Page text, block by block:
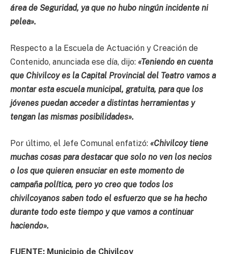
área de Seguridad, ya que no hubo ningún incidente ni
pelea».
Respecto a la Escuela de Actuación y Creación de
Contenido, anunciada ese día, dijo: «Teniendo en cuenta
que Chivilcoy es la Capital Provincial del Teatro vamos a
montar esta escuela municipal, gratuita, para que los
jóvenes puedan acceder a distintas herramientas y
tengan las mismas posibilidades».
Por último, el Jefe Comunal enfatizó: «Chivilcoy tiene
muchas cosas para destacar que solo no ven los necios
o los que quieren ensuciar en este momento de
campaña política, pero yo creo que todos los
chivilcoyanos saben todo el esfuerzo que se ha hecho
durante todo este tiempo y que vamos a continuar
haciendo».
FUENTE: Municipio de Chivilcoy